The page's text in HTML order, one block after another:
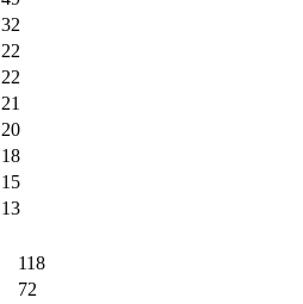
32
22
22
21
20
18
15
13
118
72